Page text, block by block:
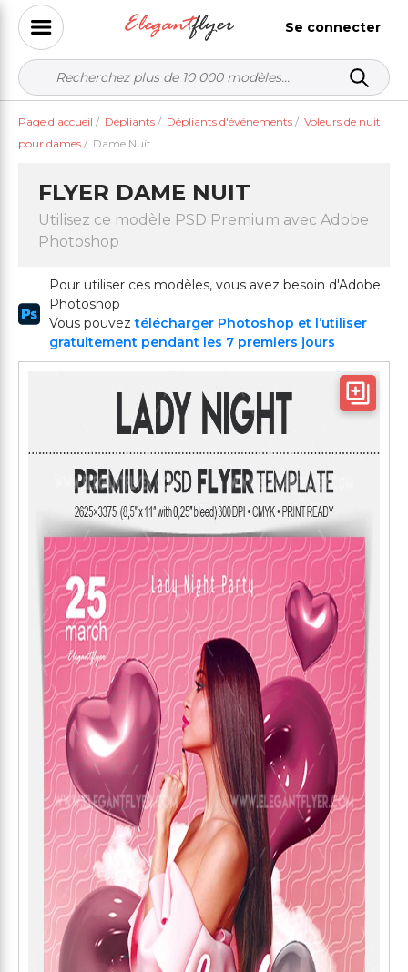
Se connecter
Page d'accueil / Dépliants / Dépliants d'événements / Voleurs de nuit
pour dames / Dame Nuit
FLYER DAME NUIT
Utilisez ce modèle PSD Premium avec Adobe
Photoshop
Pour utiliser ces modèles, vous avez besoin d'Adobe
Photoshop
Vous pouveztélécharger Photoshop et l’utiliser
gratuitement pendant les 7 premiers jours